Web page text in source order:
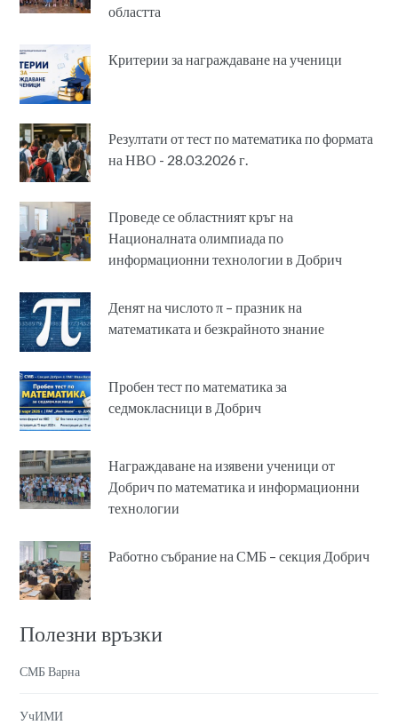
областта
Критерии за награждаване на ученици
Резултати от тест по математика по формата
на НВО - 28.03.2026 г.
Проведе се областният кръг на
Националната олимпиада по
информационни технологии в Добрич
Денят на числото π – празник на
математиката и безкрайното знание
Пробен тест по математика за
седмокласници в Добрич
Награждаване на изявени ученици от
Добрич по математика и информационни
технологии
Работно събрание на СМБ – секция Добрич
Полезни връзки
СМБ Варна
УчИМИ